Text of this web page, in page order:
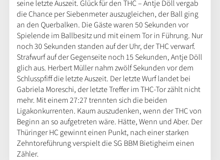
seine letzte Auszeit. Glück für den THC – Antje Döll vergab
die Chance per Siebenmeter auszugleichen, der Ball ging
an den Querbalken. Die Gäste waren 50 Sekunden vor
Spielende im Ballbesitz und mit einem Tor in Führung. Nur
noch 30 Sekunden standen auf der Uhr, der THC verwarf.
Strafwurf auf der Gegenseite noch 15 Sekunden, Antje Döll
glich aus. Herbert Müller nahm zwölf Sekunden vor dem
Schlusspfiff die letzte Auszeit. Der letzte Wurf landet bei
Gabriela Moreschi, der letzte Treffer im THC-Tor zählt nicht
mehr. Mit einem 27:27 trennten sich die beiden
Ligakonkurrenten. Kaum auszudenken, wenn der THC von
Beginn an so aufgetreten wäre. Hätte, Wenn und Aber. Der
Thüringer HC gewinnt einen Punkt, nach einer starken
Zehntoreführung verspielt die SG BBM Bietigheim einen
Zähler.